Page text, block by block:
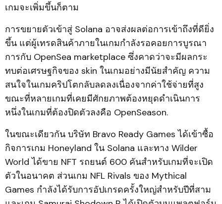
เกมจะเพิ่มขึ้นก็ตาม
การขยายตัวเข้าสู่ Solana อาจส่งผลต่อการเข้าถึงที่ดียิ่ง
ขึ้น แต่ผู้เทรดสินค้าภายในเกมกำลังรอคอยการบูรณา
การกับ OpenSea marketplace ซึ่งคาดว่าจะมีผลกระ
ทบต่อเศรษฐกิจของ skin ในเกมอย่างมีนัยสำคัญ ความ
สนใจในเกมคริปโตกลับลดลงเนื่องจากค่าใช้จ่ายที่สูง
ขณะที่หลายเกมที่เคยมีศักยภาพต้องหยุดดำเนินการ
หนึ่งในเกมที่ต้องปิดตัวลงคือ OpenSeason.
ในขณะเดียวกัน บริษัท Bravo Ready Games ได้เข้าซื้อ
กิจการเกม Honeyland ใน Solana และทาง Wilder
World ได้ขาย NFT รถยนต์ 600 คันสำหรับเกมที่จะเปิด
ตัวในอนาคต ส่วนเกม NFL Rivals ของ Mythical
Games กำลังได้รับการอัปเกรดครั้งใหญ่สำหรับปีที่สาม